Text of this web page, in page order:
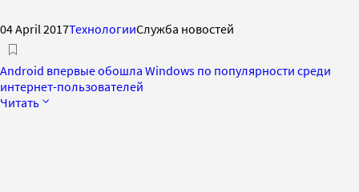
04 April 2017ТехнологииСлужба новостей
Android впервые обошла Windows по популярности среди
интернет-пользователей
Читать